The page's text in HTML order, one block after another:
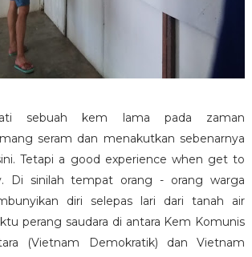
sebuah kem lama pada zaman
seram dan menakutkan sebenarnya
Tetapi a good experience when get to
Di sinilah tempat orang - orang warga
diri selepas lari dari tanah air
perang saudara di antara Kem Komunis
(Vietnam Demokratik) dan Vietnam